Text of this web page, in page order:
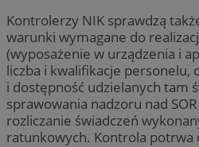
Kontrolerzy NIK sprawdzą
warunki wymagane do
(wyposażenie w urządzenia i
liczba i kwalifikacje personelu,
i dostępność udzielanych tam
sprawowania nadzoru nad
rozliczanie świadczeń
ratunkowych. Kontrola potrwa